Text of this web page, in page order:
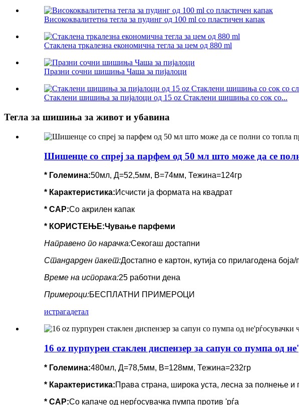
Висококвалитетна тегла за пудинг од 100 ml со пластичен капак
Стаклена тркалезна економична тегла за џем од 880 ml
Празни сочни шишиња Чаша за пијалоци
Стаклени шишиња за пијалоци од 15 oz Стаклени шишиња со сок со...
Тегла за шишиња за живот и убавина
Шишенце со спреј за парфем од 50 мл што може да се
* Големина:50мл, Д=52,5мм, В=74мм, Тежина=124гр
* Карактеристика:Исчисти ја формата на квадрат
* CAP:Со акрилен капак
* КОРИСТЕЊЕ:Чување парфеми
Направено по нарачка:Секогаш достапни
Стандарден пакет:Достапно е картон, кутија со прилагодена
Време на испорака:25 работни дена
Примероци:БЕСПЛАТНИ ПРИМЕРОЦИ
истрагадетал
16 oz пурпурен стаклен диспензер за сапун со пумпа од
* Големина:480мл, Д=78,5мм, В=128мм, Тежина=232гр
* Карактеристика:Права страна, широка уста, лесна за полнење и
* CAP:Со капаче од нерѓосувачка пумпа против 'рѓа